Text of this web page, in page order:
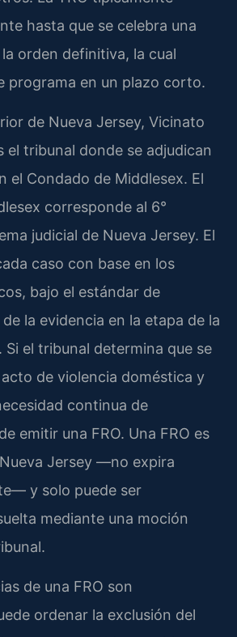
hasta que se celebra una
orden definitiva, la cual
programa en un plazo corto.
de Nueva Jersey, Vicinato
el tribunal donde se adjudican
el Condado de Middlesex. El
corresponde al 6°
judicial de Nueva Jersey. El
caso con base en los
bajo el estándar de
la evidencia en la etapa de la
el tribunal determina que se
de violencia doméstica y
continua de
emitir una FRO. Una FRO es
Jersey —no expira
y solo puede ser
mediante una moción
de una FRO son
ordenar la exclusión del